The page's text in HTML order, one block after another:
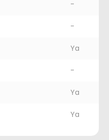
-
-
Ya
-
Ya
Ya